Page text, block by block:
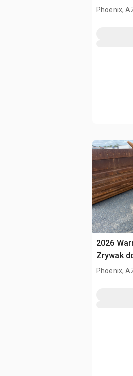
320 / 20
Phoenix,
2026
Zrywak
320 / 20
Phoenix,